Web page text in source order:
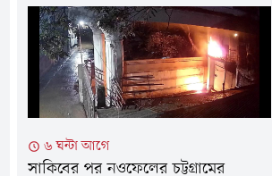
৬ ঘন্টা আগে
সাকিবের পর নওফেলের চট্টগ্রামের